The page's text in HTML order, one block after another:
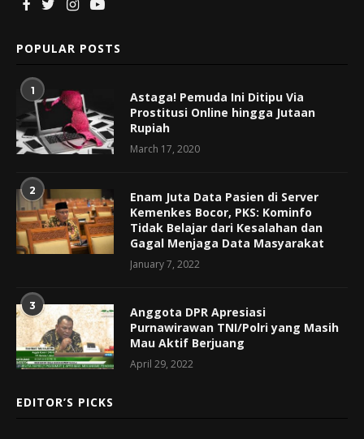
POPULAR POSTS
1
Astaga! Pemuda Ini Ditipu Via
Prostitusi Online hingga Jutaan
Rupiah
March 17, 2020
2
Enam Juta Data Pasien di Server
Kemenkes Bocor, PKS: Kominfo
Tidak Belajar dari Kesalahan dan
Gagal Menjaga Data Masyarakat
January 7, 2022
3
Anggota DPR Apresiasi
Purnawirawan TNI/Polri yang Masih
Mau Aktif Berjuang
April 29, 2022
EDITOR’S PICKS